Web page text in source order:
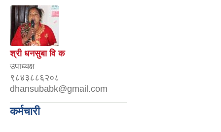
श्री धनसुबा वि क
उपाध्यक्ष
९८४३८८६२०८
dhansubabk@gmail.com
कर्मचारी